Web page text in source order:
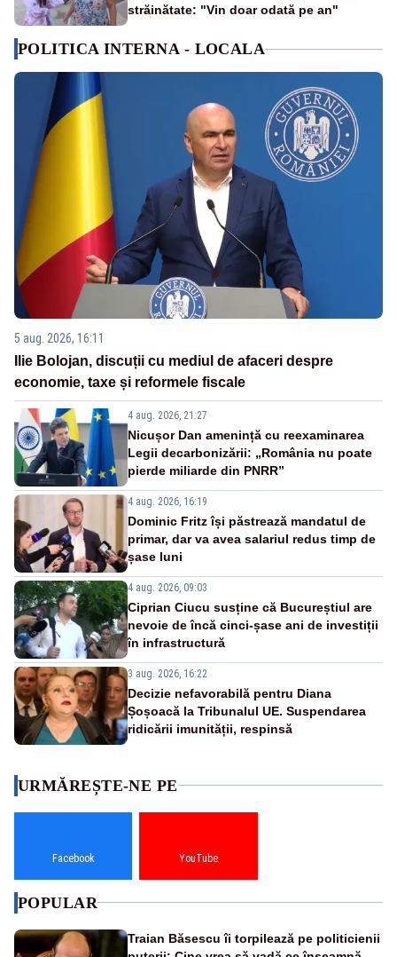
străinătate: "Vin doar odată pe an"
POLITICA INTERNA - LOCALA
5 aug. 2026, 16:11
Ilie Bolojan, discuții cu mediul de afaceri despre
economie, taxe și reformele fiscale
4 aug. 2026, 21:27
Nicușor Dan amenință cu reexaminarea
Legii decarbonizării: „România nu poate
pierde miliarde din PNRR”
4 aug. 2026, 16:19
Dominic Fritz își păstrează mandatul de
primar, dar va avea salariul redus timp de
șase luni
4 aug. 2026, 09:03
Ciprian Ciucu susține că Bucureștiul are
nevoie de încă cinci-șase ani de investiții
în infrastructură
3 aug. 2026, 16:22
Decizie nefavorabilă pentru Diana
Șoșoacă la Tribunalul UE. Suspendarea
ridicării imunității, respinsă
URMĂREȘTE-NE PE
Facebook YouTube
POPULAR
Traian Băsescu îi torpilează pe politicienii